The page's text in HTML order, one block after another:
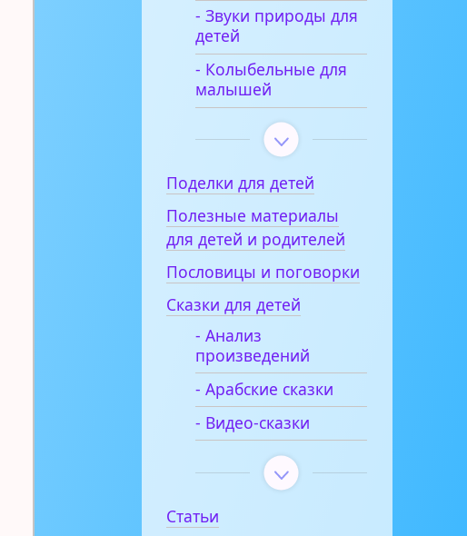
- Звуки природы для
детей
- Колыбельные для
малышей
Поделки для детей
Полезные материалы
для детей и родителей
Пословицы и поговорки
Сказки для детей
- Анализ
произведений
- Арабские сказки
- Видео-сказки
Статьи